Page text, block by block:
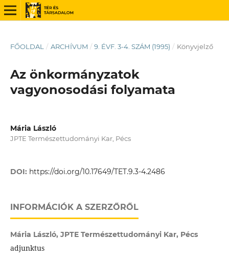
FŐOLDAL / ARCHÍVUM / 9. ÉVF. 3-4. SZÁM (1995) / Könyvjelző
Az önkormányzatok
vagyonosodási folyamata
Mária László
JPTE Természettudományi Kar, Pécs
DOI: https://doi.org/10.17649/TET.9.3-4.2486
INFORMÁCIÓK A SZERZŐRŐL
Mária László, JPTE Természettudományi Kar, Pécs
adjunktus